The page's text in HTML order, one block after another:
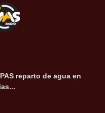
reparto de agua en